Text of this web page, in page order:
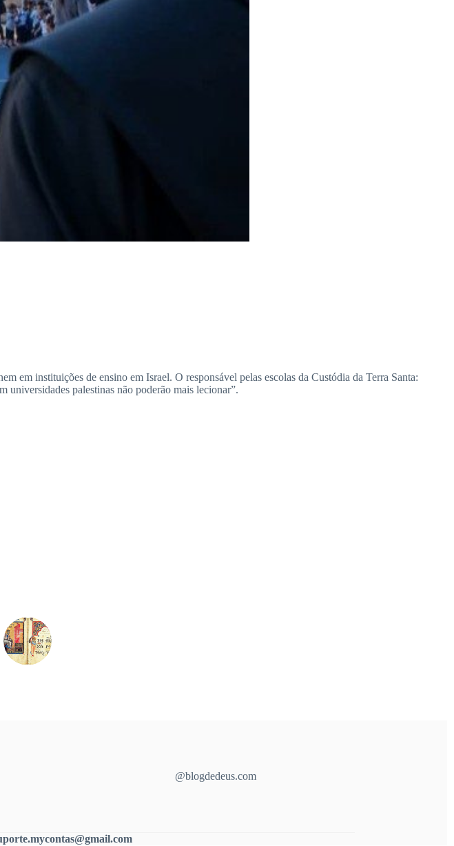
em instituições de ensino em Israel. O responsável pelas escolas da Custódia da Terra Santa:
universidades palestinas não poderão mais lecionar”.
@blogdedeus.com